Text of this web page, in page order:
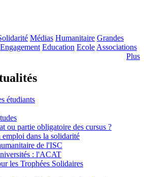
Médias Humanitaire Grandes
Engagement Education EcoleAssociations
Plus
étudiants
ou partie obligatoire des cursus ?
dans la solidarité
de l'ISC
: l'ACAT
les Trophées Solidaires